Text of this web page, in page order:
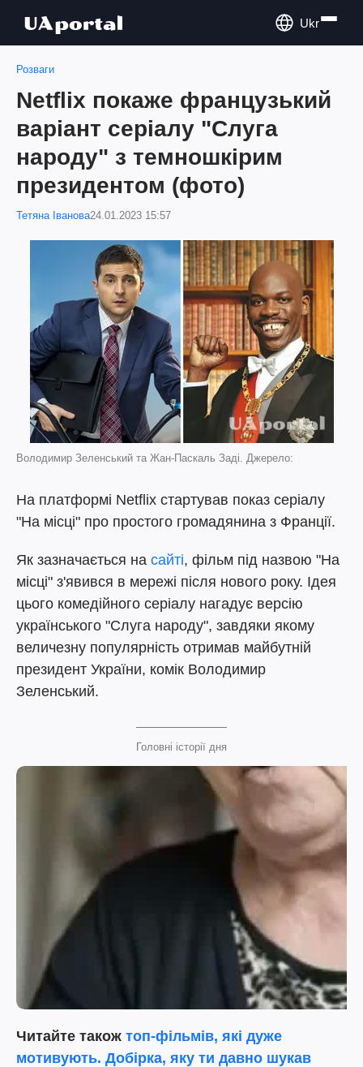
Ukr
Розваги
Netflix покаже французький
варіант серіалу "Слуга
народу" з темношкірим
президентом (фото)
Тетяна Іванова24.01.2023 15:57
Володимир Зеленський та Жан-Паскаль Заді. Джерело:
На платформі Netflix стартував показ серіалу
"На місці" про простого громадянина з Франції.
Як зазначається на сайті, фільм під назвою "На
місці" з'явився в мережі після нового року. Ідея
цього комедійного серіалу нагадує версію
українського "Слуга народу", завдяки якому
величезну популярність отримав майбутній
президент України, комік Володимир
Зеленський.
Головні історії дня
Читайте також топ-фільмів, які дуже
мотивують. Добірка, яку ти давно шукав